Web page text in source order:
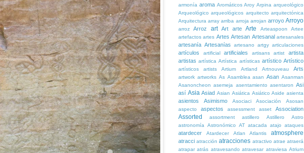
armonía aroma Aromáticos Aroy Arpina arqueológico
Arqueológico arqueológicos arquitecto arquitectónica
Arquitectura array arriba arroja arrojan arroyo Arroyo
arroz Arroz art Art arte Arte Arteaspoon
Artee
artefactos artes Artes Artesan Artesanal artesanales
artesanía Artesanías artesano artgy articulaciones
artículos artificial artificiales artisans artist
artista
artistas artística Artística artísticas artístico Artístico
artísticos artists Artium Artland Artnouveau Arts
artwork artworks As Asamblea asan Asan Asanman
Asanoncheon asemeja asentamiento asentaron Asi
así Asia Asiad Asian Asiática Asiático Aside asienta
asientos Asimismo Asociaci Asociación
Asosan
aspecto
aspectos assessment asset Association
Assorted assortment astillero Astillero
Astro
astronomía
Astronómico AT atacada atajo ataques
atardecer Atardecer Atlan Atlantis atmosphere
atracci atracción atracciones atractivo atrae atraerá
atrapar atrás atravesando atravesar atraviesa Atrium